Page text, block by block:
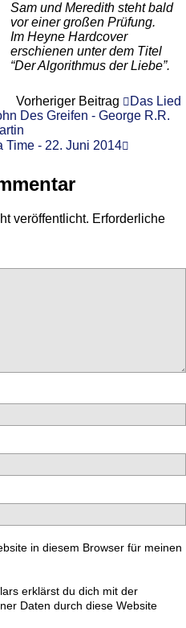
Sam und Meredith steht bald
vor einer großen Prüfung.
Im Heyne Hardcover
erschienen unter dem Titel
“Der Algorithmus der Liebe”.
Vorheriger Beitrag
Das Lied
Des Greifen - George R.R.
Time - 22. Juni 2014
veröffentlicht. Erforderliche
in diesem Browser für meinen
erklärst du dich mit der
Daten durch diese Website